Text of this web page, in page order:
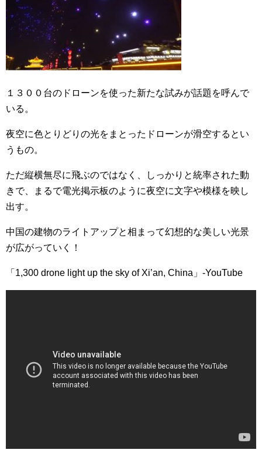
１３００台のドローンを使った新たな試みが話題を呼んで
いる。
夜空に色とりどりの光をまとったドローンが滑空するとい
うもの。
ただ縦横無尽に飛ぶのではなく、しっかりと統率された動
きで、まるで電光掲示板のように夜空に文字や模様を映し
出す。
中国の建物のライトアップと相まって幻想的な美しい光景
が広がっていく！
「1,300 drone light up the sky of Xi’an, China」-YouTube